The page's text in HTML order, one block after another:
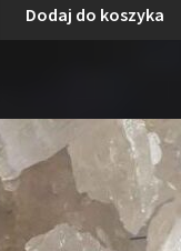
115.00zł.
Dodaj do koszyka